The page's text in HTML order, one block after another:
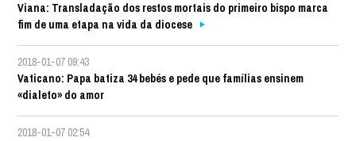
Viana: Transladação dos restos mortais do primeiro bispo marca
fim de uma etapa na vida da diocese
2018-01-07 09:43
Vaticano: Papa batiza 34 bebés e pede que famílias ensinem
«dialeto» do amor
2018-01-07 02:54